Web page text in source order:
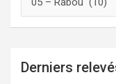
Derniers